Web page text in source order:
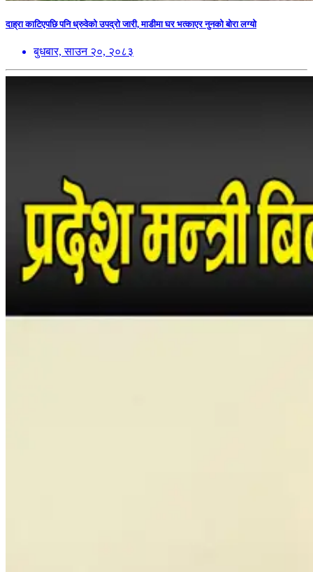
दाह्रा काटिएपछि पनि ध्रुवेको उपद्रो जारी, माडीमा घर भत्काएर नुनको बोरा लग्यो
बुधबार, साउन २०, २०८३